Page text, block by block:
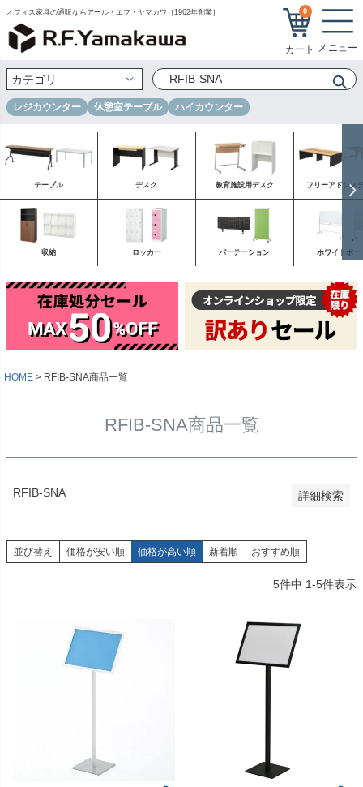
オフィス家具の通販ならアール・エフ・ヤマカワ［1962年創業］ 0
レジカウンター 休憩室テーブル ハイカウンター
テーブル デスク 教育施設用デスク フリーアドレス
収納 ロッカー パーテーション ホワイトボー
HOME RFIB-SNA商品一覧
RFIB-SNA商品一覧
RFIB-SNA 詳細検索
キーワード
価格
〜
在庫なし商品を表示しない
商品番号/JANコード
並び順
新着順
登録順
価格が高い順
キーワードヒット順
検索
並び替え 価格が安い順 価格が高い順 新着順 おすすめ順
5件中 1-5件表示